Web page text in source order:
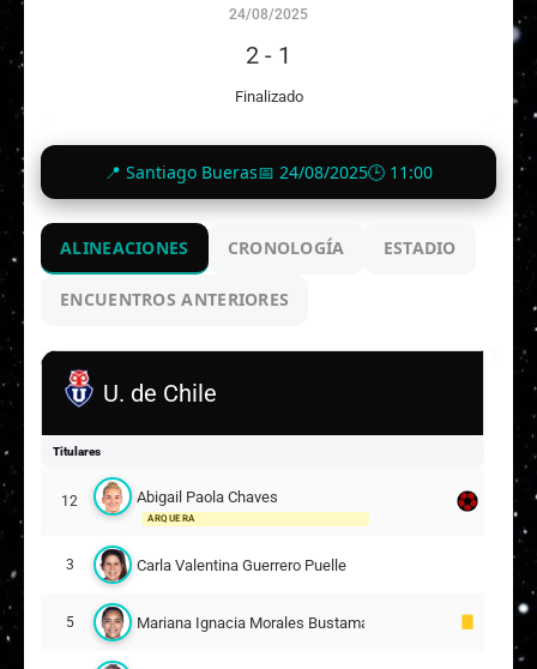
24/08/2025
2 - 1
Finalizado
📍 Santiago Bueras📅 24/08/2025🕒 11:00
ALINEACIONES CRONOLOGÍA ESTADIO
ENCUENTROS ANTERIORES
U. de Chile
Titulares
12 Abigail Paola Chaves
ARQUERA
3 Carla Valentina Guerrero Puelle
5 Mariana Ignacia Morales Bustamante